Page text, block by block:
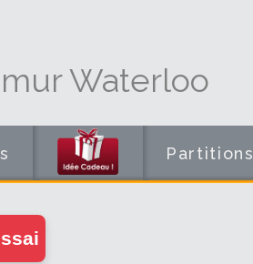
Waterloo
Partitions